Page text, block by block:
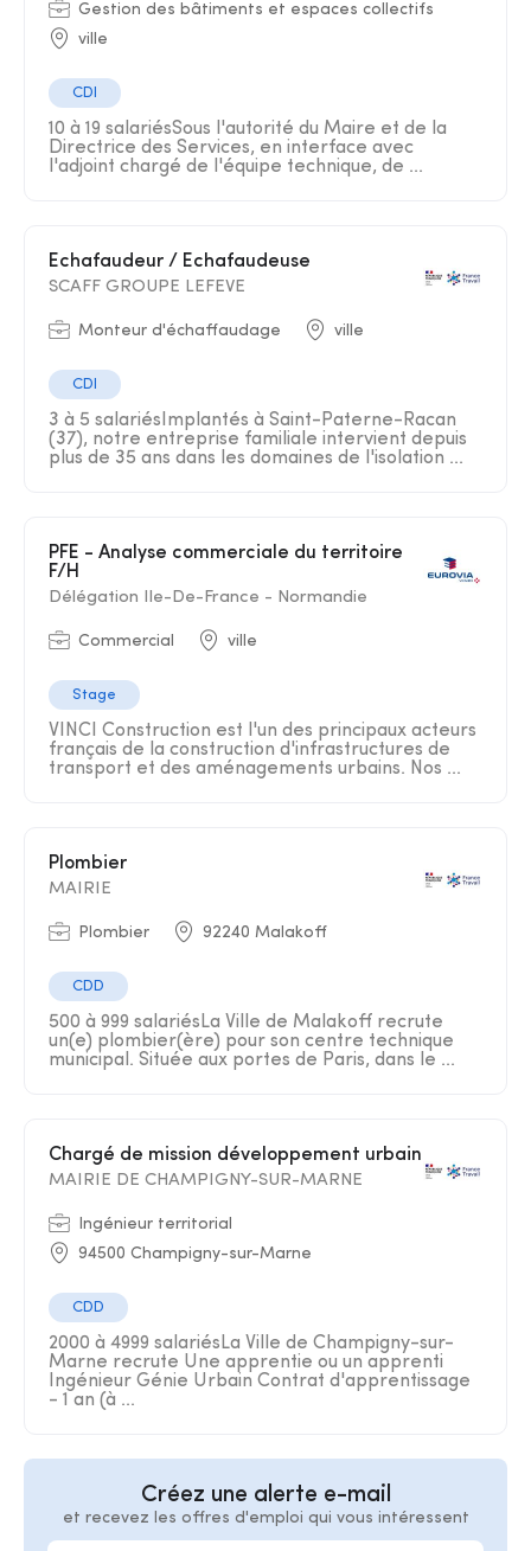
Gestion des bâtiments et espaces collectifs
ville
CDI
10 à 19 salariésSous l'autorité du Maire et de la
Directrice des Services, en interface avec
l'adjoint chargé de l'équipe technique, de ...
Echafaudeur / Echafaudeuse
SCAFF GROUPE LEFEVE
Monteur d'échaffaudage ville
CDI
3 à 5 salariésImplantés à Saint-Paterne-Racan
(37), notre entreprise familiale intervient depuis
plus de 35 ans dans les domaines de l'isolation ...
PFE - Analyse commerciale du territoire
F/H
Délégation Ile-De-France - Normandie
Commercial ville
Stage
VINCI Construction est l'un des principaux acteurs
français de la construction d'infrastructures de
transport et des aménagements urbains. Nos ...
Plombier
MAIRIE
Plombier 92240 Malakoff
CDD
500 à 999 salariésLa Ville de Malakoff recrute
un(e) plombier(ère) pour son centre technique
municipal. Située aux portes de Paris, dans le ...
Chargé de mission développement urbain
MAIRIE DE CHAMPIGNY-SUR-MARNE
Ingénieur territorial
94500 Champigny-sur-Marne
CDD
2000 à 4999 salariésLa Ville de Champigny-sur-
Marne recrute Une apprentie ou un apprenti
Ingénieur Génie Urbain Contrat d'apprentissage
- 1 an (à ...
Créez une alerte e-mail
et recevez les offres d'emploi qui vous intéressent